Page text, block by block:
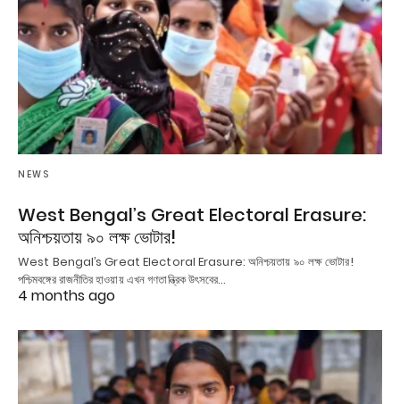
NEWS
West Bengal’s Great Electoral Erasure:
অনিশ্চয়তায় ৯০ লক্ষ ভোটার!
West Bengal’s Great Electoral Erasure: অনিশ্চয়তায় ৯০ লক্ষ ভোটার!
পশ্চিমবঙ্গের রাজনীতির হাওয়ায় এখন গণতান্ত্রিক উৎসবের…
4 months ago